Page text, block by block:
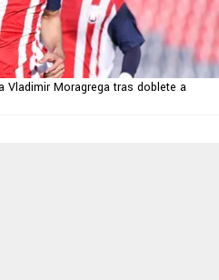
Vladimir Moragrega tras doblete a